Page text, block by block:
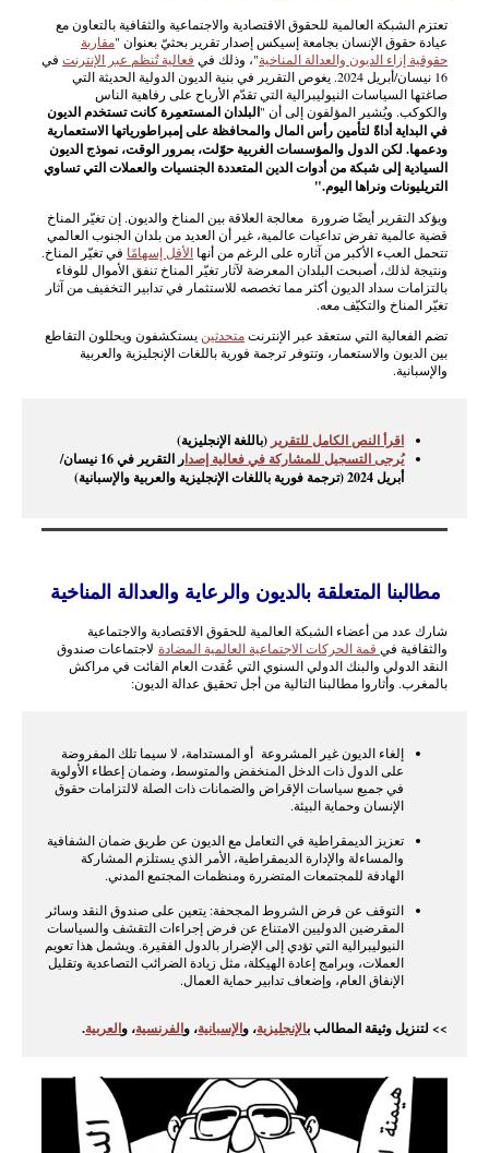
تعتزم الشبكة العالمية للحقوق الاقتصادية والاجتماعية والثقافية بالتعاون مع
عيادة حقوق الإنسان بجامعة إسيكس إصدار تقرير بحثيّ بعنوان "مقاربة
حقوقية إزاء الديون والعدالة المناخية"، وذلك في فعالية تُنظم عبر الإنترنت في
16 نيسان/أبريل 2024. يغوص التقرير في بنية الديون الدولية الحديثة التي
صاغتها السياسات النيوليبرالية التي تقدّم الأرباح على رفاهية الناس
والكوكب. ويُشير المؤلفون إلى أن "البلدان المستعمِرة كانت تستخدم الديون
في البداية أداةً لتأمين رأس المال والمحافظة على إمبراطورياتها الاستعمارية
ودعمها. لكن الدول والمؤسسات الغربية حوّلت، بمرور الوقت، نموذج الديون
السيادية إلى شبكة من أدوات الدين المتعددة الجنسيات والعملات التي تساوي
التريليونات ونراها اليوم."
ويؤكد التقرير أيضًا ضرورة معالجة العلاقة بين المناخ والديون. إن تغيّر المناخ
قضية عالمية تفرض تداعيات عالمية، غير أن العديد من بلدان الجنوب العالمي
تتحمل العبء الأكبر من آثاره على الرغم من أنها الأقل إسهامًا في تغيّر المناخ.
ونتيجة لذلك، أصبحت البلدان المعرضة لآثار تغيّر المناخ تنفق الأموال للوفاء
بالتزامات سداد الديون أكثر مما تخصصه للاستثمار في تدابير التخفيف من آثار
تغيّر المناخ والتكيّف معه.
تضم الفعالية التي ستعقد عبر الإنترنتمتحدثين يستكشفون ويحللون التقاطع
بين الديون والاستعمار، وتتوفر ترجمة فورية باللغات الإنجليزية والعربية
والإسبانية.
اقرأ النص الكامل للتقرير (باللغة الإنجليزية)
يُرجى التسجيل للمشاركة في فعالية إصدا
ر التقرير في 16 نيسان/
أبريل 2024 (ترجمة فورية باللغات الإنجليزية والعربية والإسبانية)
مطالبنا المتعلقة بالديون والرعاية والعدالة المناخية
شارك عدد من أعضاء الشبكة العالمية للحقوق الاقتصادية والاجتماعية
والثقافية في قمة الحركات الاجتماعية العالمية المضادة لاجتماعات صندوق
النقد الدولي والبنك الدولي السنوي التي عُقدت العام الفائت في مراكش
بالمغرب. وأثاروا مطالبنا التالية من أجل تحقيق عدالة الديون:
إلغاء الديون غير المشروعة أو المستدامة، لا سيما تلك المفروضة
على الدول ذات الدخل المنخفض والمتوسط، وضمان إعطاء الأولوية
في جميع سياسات الإقراض والضمانات ذات الصلة لالتزامات حقوق
الإنسان وحماية البيئة.
تعزيز الديمقراطية في التعامل مع الديون عن طريق ضمان الشفافية
والمساءلة والإدارة الديمقراطية، الأمر الذي يستلزم المشاركة
الهادفة للمجتمعات المتضررة ومنظمات المجتمع المدني.
التوقف عن فرض الشروط المجحفة: يتعين على صندوق النقد وسائر
المقرضين الدوليين الامتناع عن فرض إجراءات التقشف والسياسات
النيوليبرالية التي تؤدي إلى الإضرار بالدول الفقيرة. ويشمل هذا تعويم
العملات، وبرامج إعادة الهيكلة، مثل زيادة الضرائب التصاعدية وتقليل
الإنفاق العام، وإضعاف تدابير حماية العمال.
>> لتنزيل وثيقة المطالب بالإنجليزية، والإسبانية، والفرنسية، والعربية.